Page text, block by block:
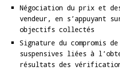
Négociation du prix et
vendeur, en s’appuyant
objectifs collectés
Signature du compromis
suspensives liées à
résultats des